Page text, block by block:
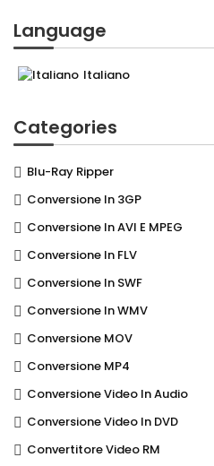
Language
Italiano
Categories
Blu-Ray Ripper
Conversione In 3GP
Conversione In AVI E MPEG
Conversione In FLV
Conversione In SWF
Conversione In WMV
Conversione MOV
Conversione MP4
Conversione Video In Audio
Conversione Video In DVD
Convertitore Video RM